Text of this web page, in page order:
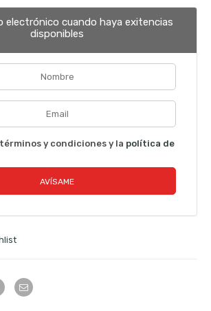
electrónico cuando haya exitencias
disponibles
y condiciones y la política de